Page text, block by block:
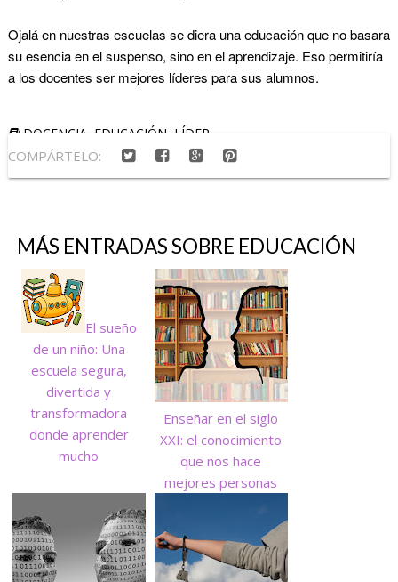
Ojalá en nuestras escuelas se diera una educación que no basara
su esencia en el suspenso, sino en el aprendizaje. Eso permitiría
a los docentes ser mejores líderes para sus alumnos.
DOCENCIA EDUCACIÓN LÍDER
COMPÁRTELO:
MÁS ENTRADAS SOBRE EDUCACIÓN
El sueño
de un niño: Una
escuela segura,
divertida y
transformadora
donde aprender
mucho
Enseñar en el siglo
XXI: el conocimiento
que nos hace
mejores personas